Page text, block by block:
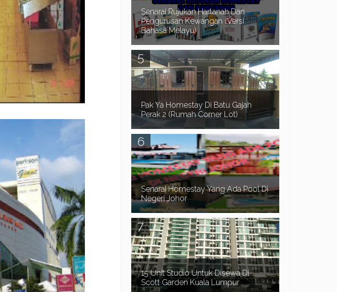
seperti b...
Senarai Rujukan Hartanah Dan
Pengurusan Kewangan (Versi
Bahasa Melayu)
Assalamualaikum dan Salam Sejahtera.. Terlebih
dahulu kami ingin mengucapkan selamat datang
ke Blog Myhomestay4u.net dan terima kasih ker...
Pak Ya Homestay Di Batu Gajah
Perak 2 (Rumah Corner Lot)
Sekiranya anda sedang mencari Homestay di
sekitar kawasan Batu Gajah, Tronoh dan Seri
Iskandar Perak , anda juga perlu memberi
perhatian ...
Senarai Homestay Yang Ada Pool Di
Negeri Johor
Assalamualaikum dan Salam Sejahtera. Dalam
post sebelum ni kita telah pergi ke pantai Timur,
Senarai Homestay Yang Ada Pool Di Terengganu ...
15 Unit Studio Untuk Disewa Di
Scott Garden Kuala Lumpur